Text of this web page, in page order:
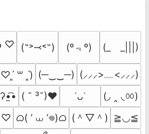
♡ (˶˃⤙˂˶) (º﹃º) (_　_|||)
꒳ ˋ͈) (─‿‿─) (⸝⸝⸝>﹏<⸝⸝⸝)
( ˘ ³˘)♥ ˙ᴗ˙
(◞ ‸ ◟ㆀ)
♡ ᜊ( ‘ ⩊ ‘𖦹)ᜊ (＾▽＾) ≧◡≦